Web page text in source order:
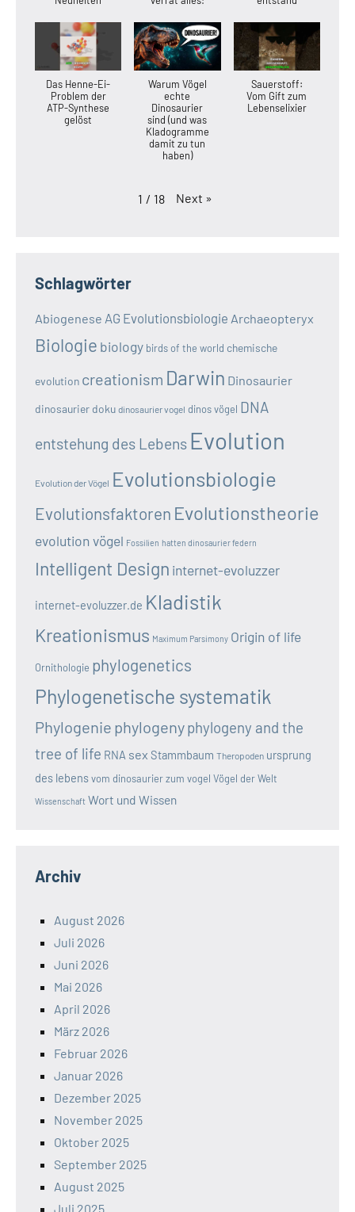
Das Henne-Ei-
Problem der
ATP-Synthese
gelöst
Warum Vögel
echte
Dinosaurier
sind (und was
Kladogramme
damit zu tun
haben)
Sauerstoff:
Vom Gift zum
Lebenselixier
1 / 18 Next »
Schlagwörter
Abiogenese AG Evolutionsbiologie Archaeopteryx
Biologie biology birds of the world chemische
evolution creationism Darwin Dinosaurier
dinosaurier doku dinosaurier vogel dinos vögel DNA
entstehung des Lebens Evolution
Evolution der Vögel Evolutionsbiologie
Evolutionsfaktoren Evolutionstheorie
evolution vögel Fossilien hatten dinosaurier federn
Intelligent Design internet-evoluzzer
internet-evoluzzer.de Kladistik
Kreationismus Maximum Parsimony Origin of life
Ornithologie phylogenetics
Phylogenetische systematik
Phylogenie phylogenyphylogeny and the
tree of life RNA sex Stammbaum Theropoden ursprung
des lebensvom dinosaurier zum vogel Vögel der Welt
Wissenschaft Wort und Wissen
Archiv
August 2026
Juli 2026
Juni 2026
Mai 2026
April 2026
März 2026
Februar 2026
Januar 2026
Dezember 2025
November 2025
Oktober 2025
September 2025
August 2025
Juli 2025